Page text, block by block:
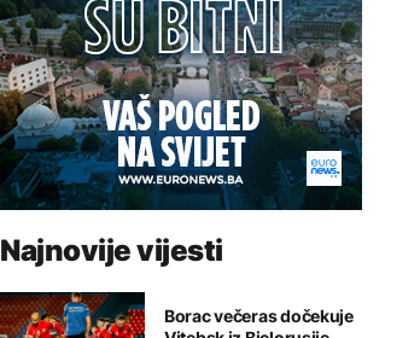
Najnovije vijesti
Borac večeras dočekuje